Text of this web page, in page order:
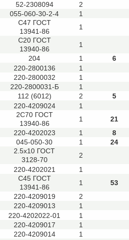
52-2308094
2
055-060-30-2-4
1
С47 ГОСТ
13941-86
1
С20 ГОСТ
13940-86
1
204 1
6
220-2800136
1
220-2800032
1
220-2800031-Б
1
112 (6012) 2
5
220-4209024
1
2С70 ГОСТ
13940-86
1
21
220-4202023 1
8
045-050-30 1
24
2.5х10 ГОСТ
3128-70
2
220-4202021
1
С45 ГОСТ
13941-86
1
53
220-4209019
2
220-4209013
1
220-4202022-01
1
220-4209017
1
220-4209014
1